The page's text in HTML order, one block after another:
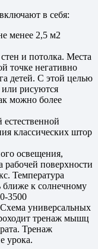
в себя:
менее 2,5 м2
и потолка. Места
точке негативно
детей. С этой целью
рисуются
можно более
классических штор
освещения,
рабочей поверхности
Температура
ближе к солнечному
3500
универсальных
тренаж мышц
Тренаж
урока.